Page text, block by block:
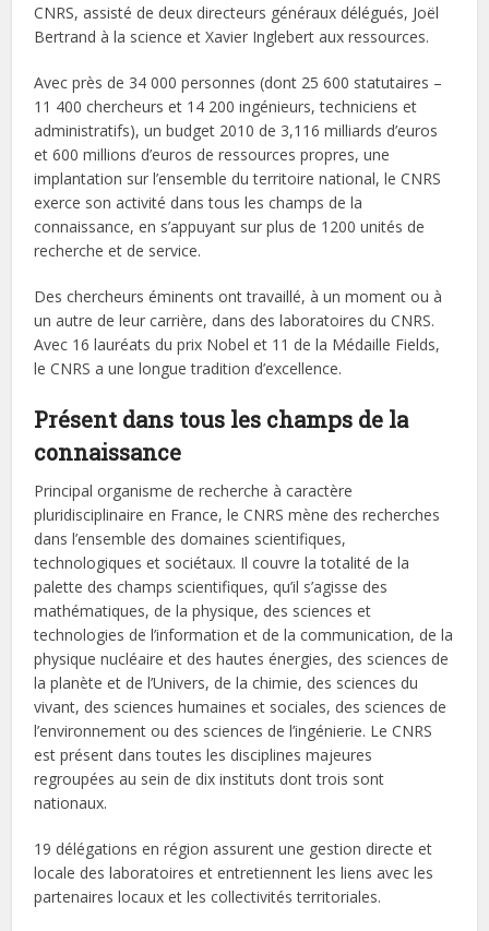
CNRS, assisté de deux directeurs généraux délégués, Joël
Bertrand à la science et Xavier Inglebert aux ressources.
Avec près de 34 000 personnes (dont 25 600 statutaires –
11 400 chercheurs et 14 200 ingénieurs, techniciens et
administratifs), un budget 2010 de 3,116 milliards d’euros
et 600 millions d’euros de ressources propres, une
implantation sur l’ensemble du territoire national, le CNRS
exerce son activité dans tous les champs de la
connaissance, en s’appuyant sur plus de 1200 unités de
recherche et de service.
Des chercheurs éminents ont travaillé, à un moment ou à
un autre de leur carrière, dans des laboratoires du CNRS.
Avec 16 lauréats du prix Nobel et 11 de la Médaille Fields,
le CNRS a une longue tradition d’excellence.
Présent dans tous les champs de la
connaissance
Principal organisme de recherche à caractère
pluridisciplinaire en France, le CNRS mène des recherches
dans l’ensemble des domaines scientifiques,
technologiques et sociétaux. Il couvre la totalité de la
palette des champs scientifiques, qu’il s’agisse des
mathématiques, de la physique, des sciences et
technologies de l’information et de la communication, de la
physique nucléaire et des hautes énergies, des sciences de
la planète et de l’Univers, de la chimie, des sciences du
vivant, des sciences humaines et sociales, des sciences de
l’environnement ou des sciences de l’ingénierie. Le CNRS
est présent dans toutes les disciplines majeures
regroupées au sein de dix instituts dont trois sont
nationaux.
19 délégations en région assurent une gestion directe et
locale des laboratoires et entretiennent les liens avec les
partenaires locaux et les collectivités territoriales.